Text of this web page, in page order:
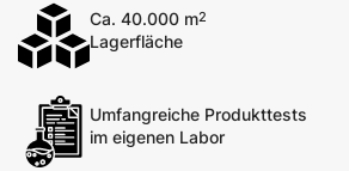
Ca. 40.000 m2
Lagerfläche
Umfangreiche Produkttests
im eigenen Labor